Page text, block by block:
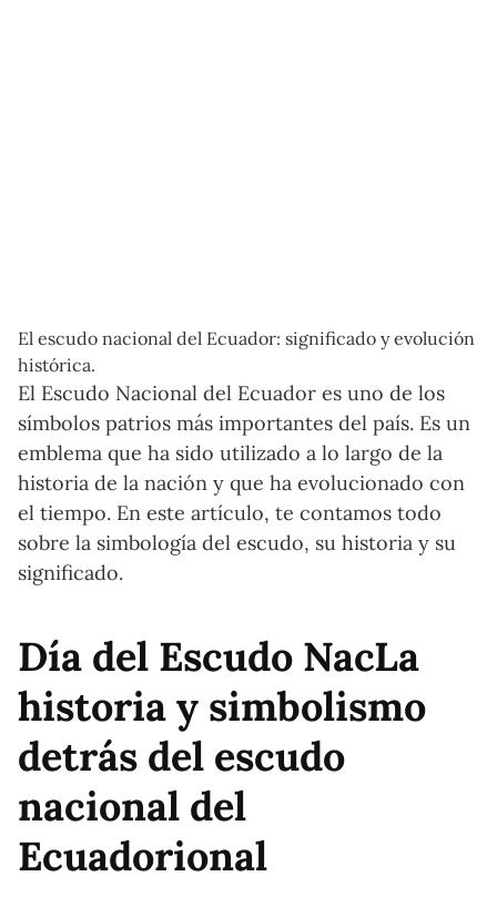
El escudo nacional del Ecuador: significado y evolución
histórica.
El Escudo Nacional del Ecuador es uno de los
símbolos patrios más importantes del país. Es un
emblema que ha sido utilizado a lo largo de la
historia de la nación y que ha evolucionado con
el tiempo. En este artículo, te contamos todo
sobre la simbología del escudo, su historia y su
significado.
Día del Escudo NacLa
historia y simbolismo
detrás del escudo
nacional del
Ecuadorional